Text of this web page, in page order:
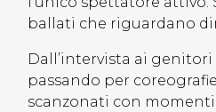
ballati che riguardano
Dall’intervista ai
passando per
scanzonati con